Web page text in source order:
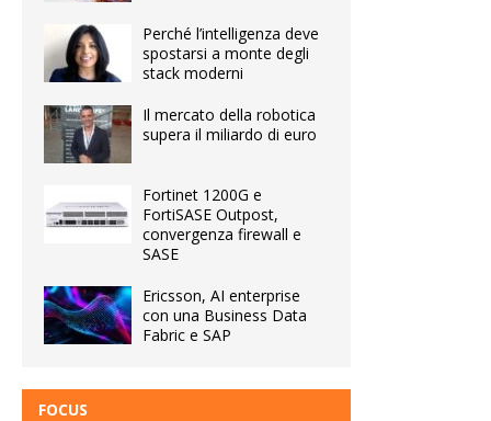
Perché l’intelligenza deve
spostarsi a monte degli
stack moderni
Il mercato della robotica
supera il miliardo di euro
Fortinet 1200G e
FortiSASE Outpost,
convergenza firewall e
SASE
Ericsson, AI enterprise
con una Business Data
Fabric e SAP
FOCUS